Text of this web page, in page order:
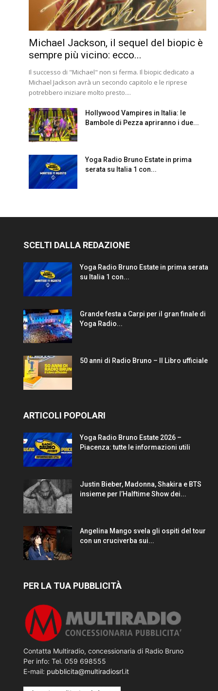
Michael Jackson, il sequel del biopic è
sempre più vicino: ecco...
Il successo di "Michael" non si ferma. Il biopic dedicato a
Michael Jackson avrà un secondo capitolo e le riprese
potrebbero iniziare molto presto....
Hollywood Vampires in Italia: le
Bambole di Pezza apriranno i due...
Yoga Radio Bruno Estate in prima
serata su Italia 1 con...
SCELTI DALLA REDAZIONE
Yoga Radio Bruno Estate in prima serata
su Italia 1 con...
Grande festa a Carpi per il gran finale di
Yoga Radio...
50 anni di Radio Bruno – Il Libro ufficiale
ARTICOLI POPOLARI
Yoga Radio Bruno Estate 2026 –
Piacenza: tutte le informazioni utili
Justin Bieber, Madonna, Shakira e BTS
insieme per l’Halftime Show dei...
Angelina Mango svela gli ospiti del tour
con un cruciverba sui...
PER LA TUA PUBBLICITÀ
Contatta Multiradio, concessionaria di Radio Bruno
Per info: Tel. 059 698555
E-mail: pubblicita@multiradiosrl.it